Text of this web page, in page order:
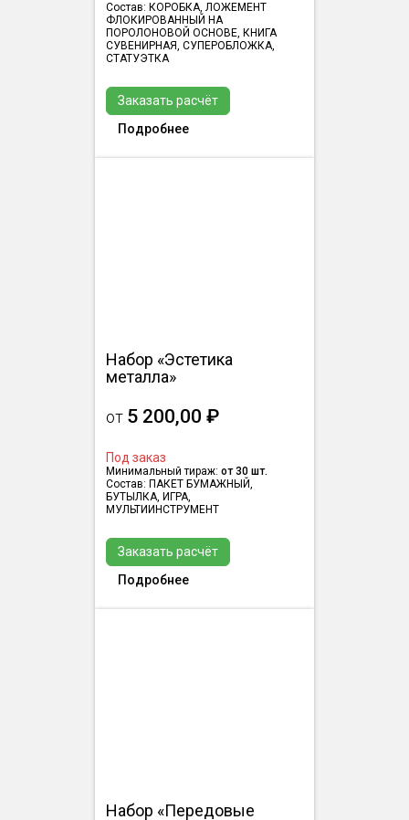
Состав: КОРОБКА, ЛОЖЕМЕНТ
ФЛОКИРОВАННЫЙ НА
ПОРОЛОНОВОЙ ОСНОВЕ, КНИГА
СУВЕНИРНАЯ, СУПЕРОБЛОЖКА,
СТАТУЭТКА
Заказать расчёт
Подробнее
Набор «Эстетика
металла»
от 5 200,00 ₽
Под заказ
Минимальный тираж: от 30 шт.
Состав: ПАКЕТ БУМАЖНЫЙ,
БУТЫЛКА, ИГРА,
МУЛЬТИИНСТРУМЕНТ
Заказать расчёт
Подробнее
Набор «Передовые